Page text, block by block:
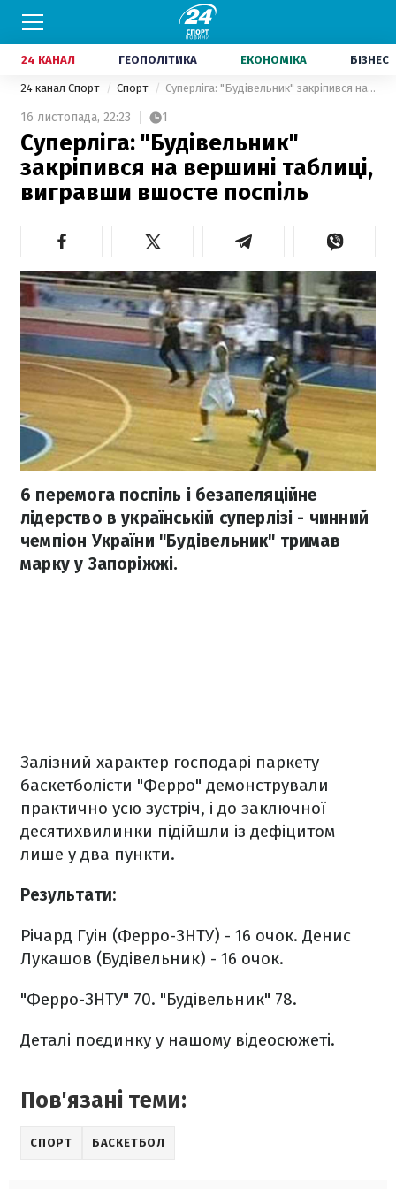
24 КАНАЛ ГЕОПОЛІТИКА ЕКОНОМІКА БІЗНЕС
24 канал Спорт Спорт Суперліга: "Будівельник" закріпився на вершині таблиці, вигравши вшосте поспіль
16 листопада, 22:23 1
Суперліга: "Будівельник"
закріпився на вершині таблиці,
вигравши вшосте поспіль
6 перемога поспіль і безапеляційне
лідерство в українській суперлізі - чинний
чемпіон України "Будівельник" тримав
марку у Запоріжжі.
Залізний характер господарі паркету
баскетболісти "Ферро" демонстрували
практично усю зустріч, і до заключної
десятихвилинки підійшли із дефіцитом
лише у два пункти.
Результати:
Річард Гуін (Ферро-ЗНТУ) - 16 очок. Денис
Лукашов (Будівельник) - 16 очок.
"Ферро-ЗНТУ" 70. "Будівельник" 78.
Деталі поєдинку у нашому відеосюжеті.
Пов'язані теми:
СПОРТ БАСКЕТБОЛ